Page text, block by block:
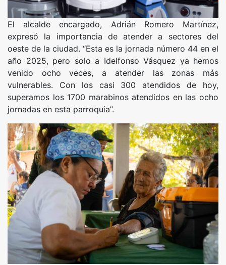
El alcalde encargado, Adrián Romero Martínez,
expresó la importancia de atender a sectores del
oeste de la ciudad. “Esta es la jornada número 44 en el
año 2025, pero solo a Idelfonso Vásquez ya hemos
venido ocho veces, a atender las zonas más
vulnerables. Con los casi 300 atendidos de hoy,
superamos los 1700 marabinos atendidos en las ocho
jornadas en esta parroquia”.